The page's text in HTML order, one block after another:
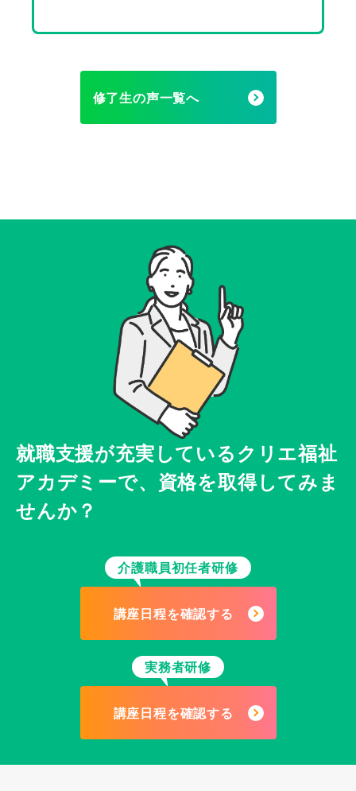
修了生の声一覧へ
就職支援が充実している クリエ福祉
アカデミーで、 資格を取得してみま
せんか？
介護職員初任者研修
講座日程を確認する
実務者研修
講座日程を確認する